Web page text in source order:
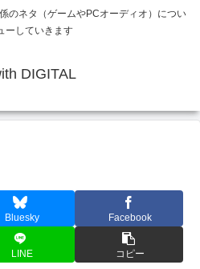
のネタ（ゲームやPCオーディオ）につい
ーしていきます
DIGITAL
Bluesky Facebook
LINE コピー